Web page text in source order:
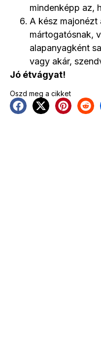
mindenképp az,
A kész majonézt
mártogatósnak,
alapanyagként
vagy akár,
Jó étvágyat!
Oszd meg a cikket